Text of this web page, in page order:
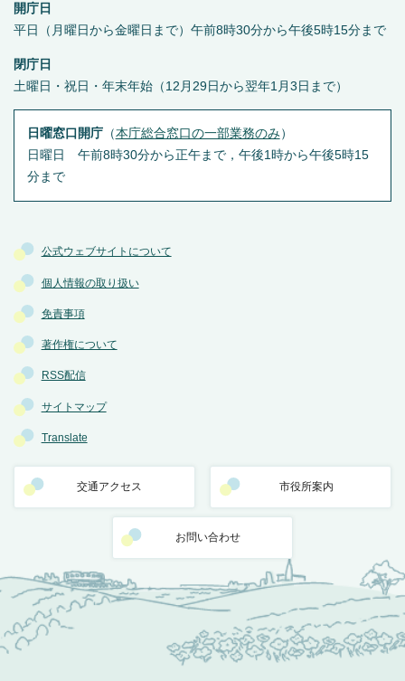
公式ウェブサイトについて
個人情報の取り扱い
免責事項
著作権について
RSS配信
サイトマップ
Translate
交通アクセス 市役所案内
お問い合わせ
開庁日
平日（月曜日から金曜日まで）午前8時30分から午後5時15分まで
閉庁日
土曜日・祝日・年末年始（12月29日から翌年1月3日まで）
日曜窓口開庁（本庁総合窓口の一部業務のみ ）
日曜日 午前8時30分から正午まで，午後1時から午後5時15
分まで